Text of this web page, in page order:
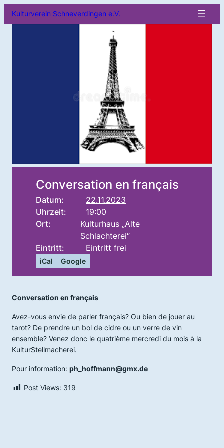
Kulturverein Schneverdingen e.V.
Conversation en français
Datum:
22.11.2023
Uhrzeit:
19:00
Ort:
Kulturhaus „Alte
Schlachterei“
Eintritt:
Eintritt frei
iCal Google
Conversation en français
Avez-vous envie de parler français? Ou bien de jouer au
tarot? De prendre un bol de cidre ou un verre de vin
ensemble? Venez donc le quatrième mercredi du mois à la
KulturStellmacherei.
Pour information: ph_hoffmann@gmx.de
Post Views: 319